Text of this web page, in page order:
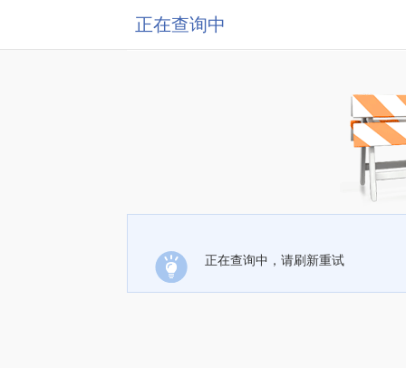
正在查询中
正在查询中，请刷新重试